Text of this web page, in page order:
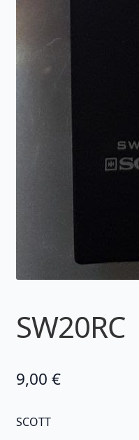
SW20RC
9,00 €
SCOTT